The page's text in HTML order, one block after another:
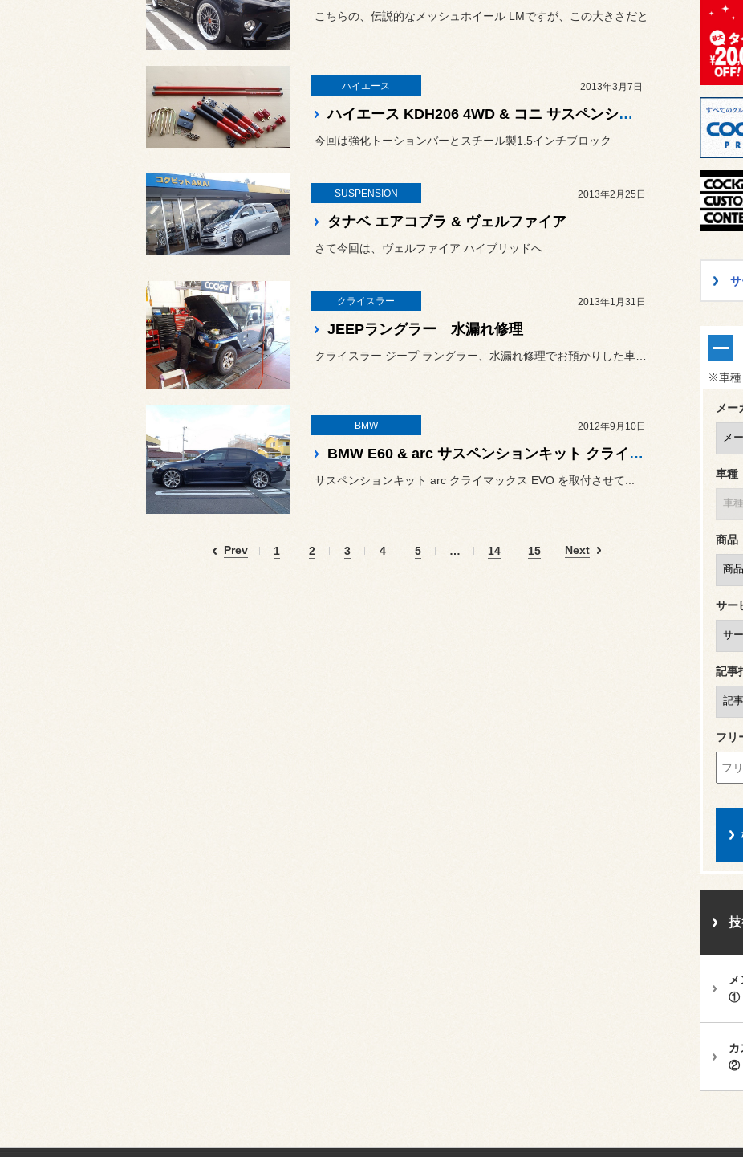
こちらの、伝説的なメッシュホイール LMですが、この大きさだと
ハイエース 2013年3月7日
ハイエース KDH206 4WD & コニ サスペンションキット
今回は強化トーションバーとスチール製1.5インチブロック
SUSPENSION 2013年2月25日
タナベ エアコブラ & ヴェルファイア
さて今回は、ヴェルファイア ハイブリッドへ
クライスラー 2013年1月31日
JEEPラングラー 水漏れ修理
BMW 2012年9月10日
BMW E60 & arc サスペンションキット クライマックス EVO
サスペンションキット arc クライマックス EVO を取付させて...
Prev 1 2 3 4 5 … 14 15 Next
※車種
メー
車種
商品
サー
記事
フリ
①
②